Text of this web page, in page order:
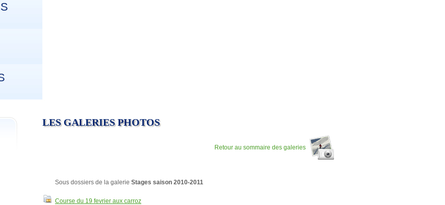
LES GALERIES PHOTOS
Retour au sommaire des galeries
Sous dossiers de la galerie Stages saison 2010-2011
Course du 19 fevrier aux carroz